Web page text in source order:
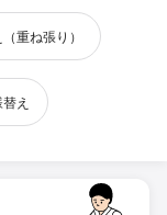
重ね張り）
え